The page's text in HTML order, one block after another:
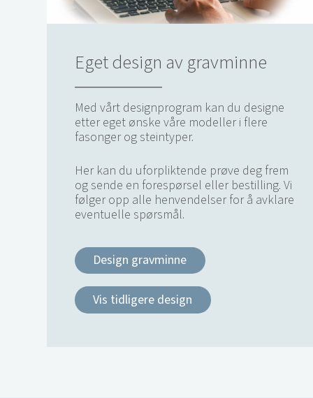
Eget design av gravminne
Med vårt designprogram kan du designe
etter eget ønske våre modeller i flere
fasonger og steintyper.
Her kan du uforpliktende prøve deg frem
og sende en forespørsel eller bestilling. Vi
følger opp alle henvendelser for å avklare
eventuelle spørsmål.
Design gravminne
Vis tidligere design